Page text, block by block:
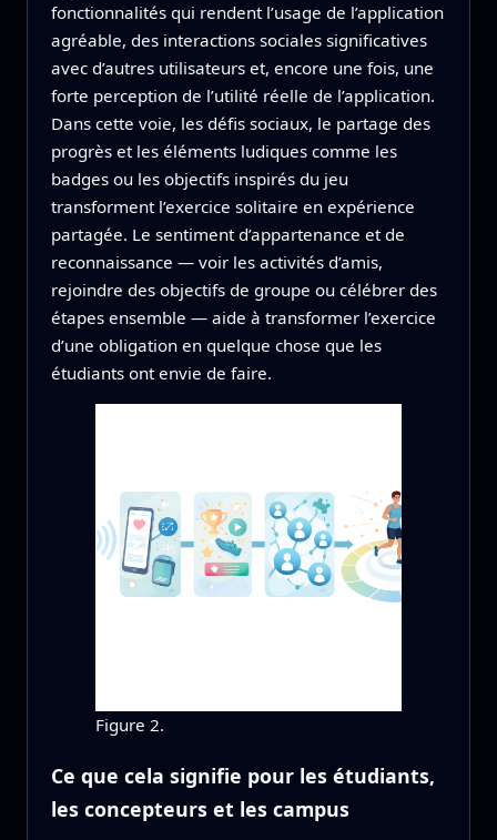
fonctionnalités qui rendent l’usage de l’application
agréable, des interactions sociales significatives
avec d’autres utilisateurs et, encore une fois, une
forte perception de l’utilité réelle de l’application.
Dans cette voie, les défis sociaux, le partage des
progrès et les éléments ludiques comme les
badges ou les objectifs inspirés du jeu
transforment l’exercice solitaire en expérience
partagée. Le sentiment d’appartenance et de
reconnaissance — voir les activités d’amis,
rejoindre des objectifs de groupe ou célébrer des
étapes ensemble — aide à transformer l’exercice
d’une obligation en quelque chose que les
étudiants ont envie de faire.
Figure 2.
Ce que cela signifie pour les étudiants,
les concepteurs et les campus